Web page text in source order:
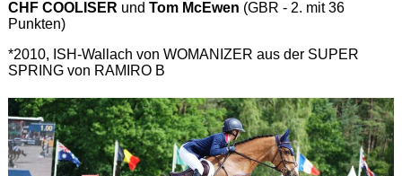
CHF COOLISER und Tom McEwen (GBR - 2. mit 36
Punkten)
*2010, ISH-Wallach von WOMANIZER aus der SUPER
SPRING von RAMIRO B